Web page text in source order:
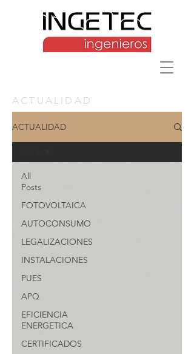
ACTUALIDAD
ACTUALIDAD
All
Posts
FOTOVOLTAICA
AUTOCONSUMO
LEGALIZACIONES
INSTALACIONES
PUES
APQ
EFICIENCIA
ENERGETICA
CERTIFICADOS